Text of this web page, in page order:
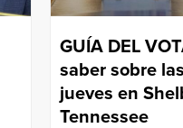
GUÍA DEL
saber sobre
jueves en
Tennessee